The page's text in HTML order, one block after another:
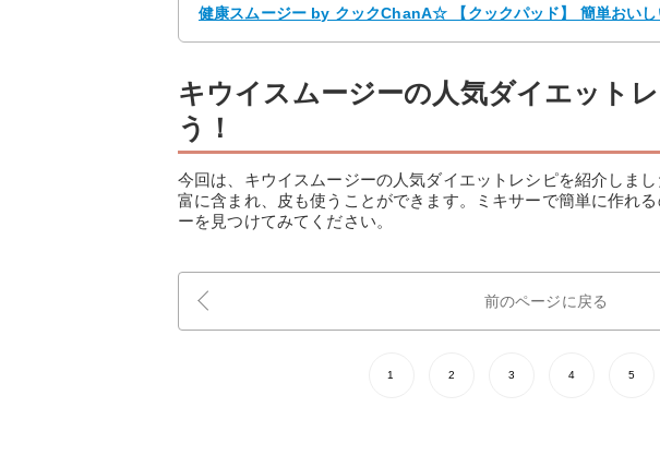
健康スムージー by クックChanA☆ 【クックパッド】 簡単おい
キウイスムージーの人気ダイエット
う！
今回は、キウイスムージーの人気ダイエットレシピを紹介しま
富に含まれ、皮も使うことができます。ミキサーで簡単に作れ
ーを見つけてみてください。
前のページに戻る
1 2 3 4 5